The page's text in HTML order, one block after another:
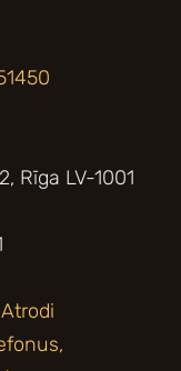
Rīga LV-1001